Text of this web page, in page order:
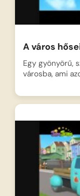
A város
Egy gyönyörű,
városba, ami